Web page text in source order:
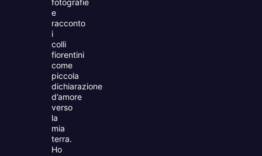
e
racconto
i
colli
fiorentini
come
piccola
dichiarazione
d’amore
verso
la
mia
terra.
Ho